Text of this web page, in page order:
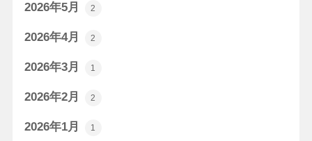
2026年5月 2
2026年4月 2
2026年3月 1
2026年2月 2
2026年1月 1